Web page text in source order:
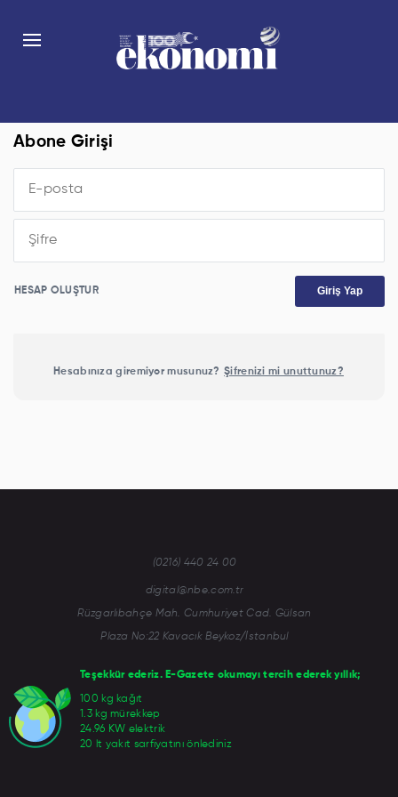
Abone Girişi
HESAP OLUŞTUR Giriş Yap
Hesabınıza giremiyor musunuz? Şifrenizi mi unuttunuz?
Teşekkür ederiz. E-Gazete okumayı tercih ederek yıllık;
100 kg kağıt
1.3 kg mürekkep
24.96 KW elektrik
20 lt yakıt sarfiyatını önlediniz
(0216) 440 24 00
digital@nbe.com.tr
Rüzgarlıbahçe Mah. Cumhuriyet Cad. Gülsan
Plaza No:22 Kavacık Beykoz/İstanbul